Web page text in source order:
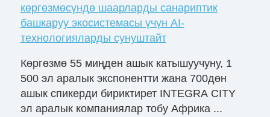
көргөзмөсүндө шаарларды санариптик
башкаруу экосистемасы үчүн AI-
технологияларды сунуштайт
Көргөзмө 55 миңден ашык катышуучуну, 1
500 эл аралык экспонентти жана 700дөн
ашык спикерди бириктирет INTEGRA CITY
эл аралык компаниялар тобу Африка ...